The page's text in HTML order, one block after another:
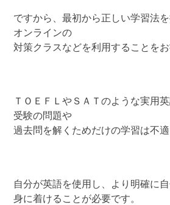
ですから、最初から正しい学習法
オンラインの
対策クラスなどを利用することをお
ＴＯＥＦＬやＳＡＴのような実用
受験の問題や
過去問を解くためだけの学習は不適
自分が英語を使用し、より明確に
身に着けることが必要です。